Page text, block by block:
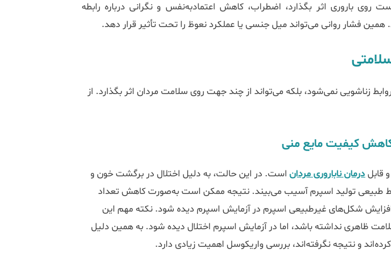
باروری اثر بگذارد، اضطراب، کاهش اعتمادبه‌نفس و نگرانی درباره رابطه
فشار روانی می‌تواند میل جنسی یا عملکرد نعوظ را تحت تأثیر قرار دهد.
زناشویی نمی‌شود، بلکه می‌تواند از چند جهت روی سلامت مردان اثر بگذارد. از
کاهش کیفیت مایع منی
قابلدرمان ناباروری مرداناست. در این حالت، به دلیل اختلال در برگشت خون و
طبیعی تولید اسپرم آسیب می‌بیند. نتیجه ممکن است به‌صورت کاهش تعداد
شکل‌های غیرطبیعی اسپرم در آزمایش اسپرم دیده شود. نکته مهم این
ظاهری نداشته باشد، اما در آزمایش اسپرم اختلال دیده شود. به همین دلیل
کرده‌اند و نتیجه نگرفته‌اند، بررسی واریکوسل اهمیت زیادی دارد.